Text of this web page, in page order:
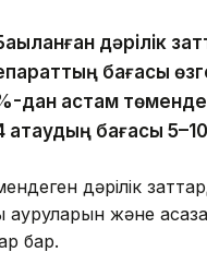
дәрілік
бағасы
дан астам
атаудың бағасы
дәрілік
және
бар.